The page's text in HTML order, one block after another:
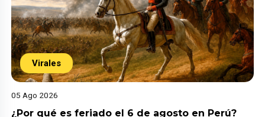
Virales
05 Ago 2026
¿Por qué es feriado el 6 de agosto en Perú?